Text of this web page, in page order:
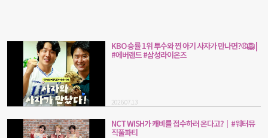
KBO 승률 1위 투수와 찐 아기 사자가 만나면?⚾🦁 |
#에버랜드 #삼성라이온즈
2026.07.13
NCT WISH가 캐비를 접수하러 온다고?｜#워터뮤
직풀파티